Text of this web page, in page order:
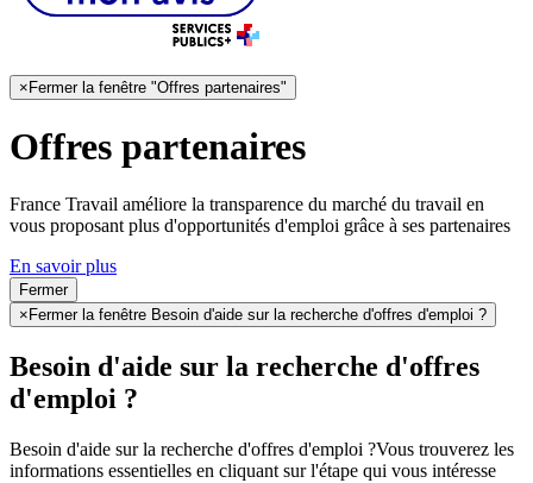
×Fermer la fenêtre "Offres partenaires"
Offres partenaires
France Travail améliore la transparence du marché du travail en
vous proposant plus d'opportunités d'emploi grâce à ses partenaires
En savoir plus
Fermer
× Fermer la fenêtre Besoin d'aide sur la recherche d'offres d'emploi ?
Besoin d'aide sur la recherche d'offres
d'emploi ?
Besoin d'aide sur la recherche d'offres d'emploi ?Vous trouverez les
informations essentielles en cliquant sur l'étape qui vous intéresse